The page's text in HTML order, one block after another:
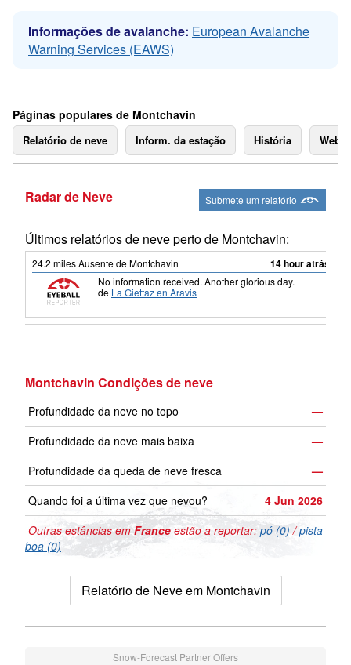
Informações de avalanche: European Avalanche
Warning Services (EAWS)
Páginas populares de Montchavin
Relatório de neve Inform. da estação História
Radar de Neve Submete um relatório
Últimos relatórios de neve perto de Montchavin:
24.2 milesAusente de Montchavin 14 hour atrás
No information received. Another glorious day.
de La Giettaz en Aravis
Montchavin Condições de neve
Profundidade da neve no topo
—
Profundidade da neve mais baixa
—
Profundidade da queda de neve fresca
—
Quando foi a última vez que nevou?
4 Jun 2026
Outras estâncias emFrance estão a reportar: pó (0) /pista
boa (0)
Relatório de Neve em Montchavin
Snow-Forecast Partner Offers